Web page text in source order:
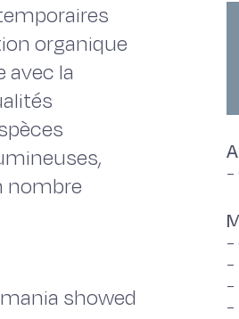
organique
avec la
nombre
showed
-
-
-
-
-